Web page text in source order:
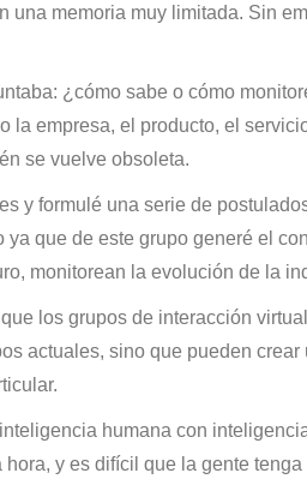
una memoria muy limitada. Sin
¿cómo sabe o cómo
la empresa, el producto, el
se vuelve obsoleta.
y formulé una serie de
que de este grupo generé el
monitorean la evolución de la
los grupos de interacción
actuales, sino que pueden crear
humana con
y es difícil que la gente